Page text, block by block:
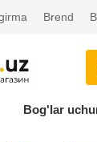
Brend
Bog'lar